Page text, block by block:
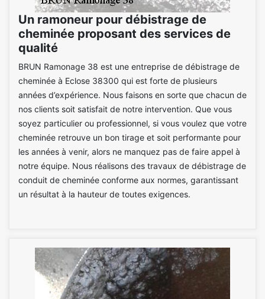
Un ramoneur pour débistrage de
cheminée proposant des services de
qualité
BRUN Ramonage 38 est une entreprise de débistrage de
cheminée à Eclose 38300 qui est forte de plusieurs
années d’expérience. Nous faisons en sorte que chacun de
nos clients soit satisfait de notre intervention. Que vous
soyez particulier ou professionnel, si vous voulez que votre
cheminée retrouve un bon tirage et soit performante pour
les années à venir, alors ne manquez pas de faire appel à
notre équipe. Nous réalisons des travaux de débistrage de
conduit de cheminée conforme aux normes, garantissant
un résultat à la hauteur de toutes exigences.